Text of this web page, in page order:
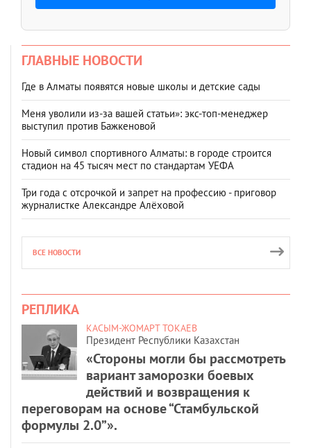
ГЛАВНЫЕ НОВОСТИ
Где в Алматы появятся новые школы и детские сады
Меня уволили из-за вашей статьи»: экс-топ-менеджер
выступил против Бажкеновой
Новый символ спортивного Алматы: в городе строится
стадион на 45 тысяч мест по стандартам УЕФА
Три года с отсрочкой и запрет на профессию - приговор
журналистке Александре Алёховой
ВСЕ НОВОСТИ
РЕПЛИКА
КАСЫМ-ЖОМАРТ ТОКАЕВ
Президент Республики Казахстан
«Стороны могли бы рассмотреть
вариант заморозки боевых
действий и возвращения к
переговорам на основе “Стамбульской
формулы 2.0”».